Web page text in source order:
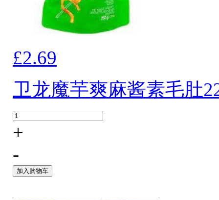
£2.69
卫龙魔芋爽麻酱素毛肚
+
-
加入购物车